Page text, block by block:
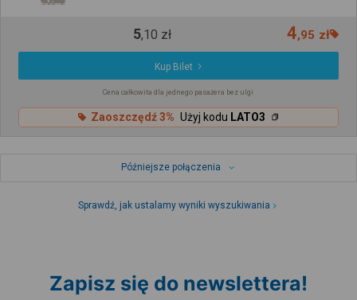
5,10 zł 4,95 zł
Kup Bilet
Cena całkowita dla jednego pasażera bez ulgi
Zaoszczędź 3% Użyj kodu LATO3
Późniejsze połączenia
Sprawdź, jak ustalamy wyniki wyszukiwania
Zapisz się do newslettera!